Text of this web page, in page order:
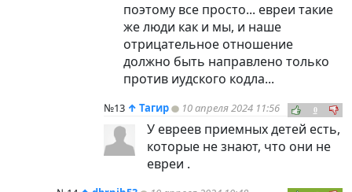
поэтому все просто... евреи такие
же люди как и мы, и наше
отрицательное отношение
должно быть направлено только
против иудского кодла...
№13 ↑ Тагир 10 апреля 2024 11:56 0
У евреев приемных детей есть,
которые не знают, что они не
евреи .